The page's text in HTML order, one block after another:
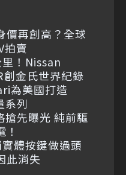
價再創高？全球
拍賣
！Nissan
金氏世界紀錄
為美國打造
系列
先曝光 純前驅
體按鍵做過頭
此消失